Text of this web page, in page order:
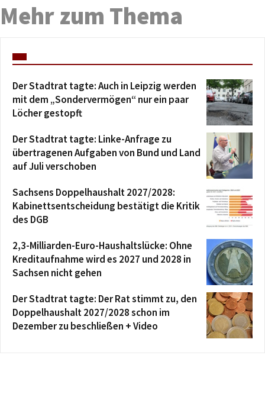
Mehr zum Thema
Der Stadtrat tagte: Auch in Leipzig werden
mit dem „Sondervermögen“ nur ein paar
Löcher gestopft
Der Stadtrat tagte: Linke-Anfrage zu
übertragenen Aufgaben von Bund und Land
auf Juli verschoben
Sachsens Doppelhaushalt 2027/2028:
Kabinettsentscheidung bestätigt die Kritik
des DGB
2,3-Milliarden-Euro-Haushaltslücke: Ohne
Kreditaufnahme wird es 2027 und 2028 in
Sachsen nicht gehen
Der Stadtrat tagte: Der Rat stimmt zu, den
Doppelhaushalt 2027/2028 schon im
Dezember zu beschließen + Video